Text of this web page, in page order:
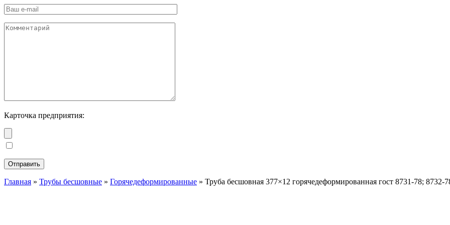
Карточка предприятия:
Главная » Трубы бесшовные » Горячедеформированные » Труба бесшовная 377×12 горячедеформированная гост 8731-78; 8732-